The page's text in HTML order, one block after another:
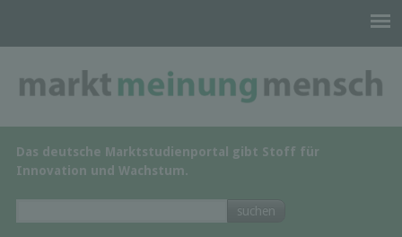
Das deutsche Marktstudienportal gibt Stoff für
Innovation und Wachstum.